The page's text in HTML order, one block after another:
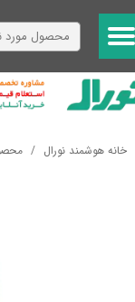
حساب کاربری من
تغییر گذر واژه
خروج از حساب
خانه هوشمند نورال